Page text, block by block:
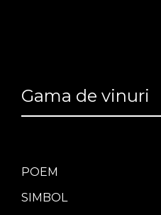
Gama de vinuri
POEM
SIMBOL